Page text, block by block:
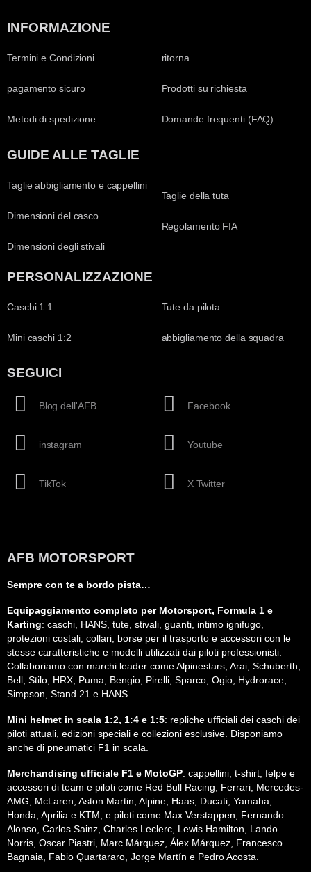
INFORMAZIONE
Termini e Condizioni
pagamento sicuro
Metodi di spedizione
ritorna
Prodotti su richiesta
Domande frequenti (FAQ)
GUIDE ALLE TAGLIE
Taglie abbigliamento e cappellini
Dimensioni del casco
Dimensioni degli stivali
Taglie della tuta
Regolamento FIA
PERSONALIZZAZIONE
Caschi 1:1
Mini caschi 1:2
Tute da pilota
abbigliamento della squadra
SEGUICI
Blog dell'AFB
instagram
TikTok
Facebook
Youtube
X Twitter
AFB MOTORSPORT
Sempre con te a bordo pista…
Equipaggiamento completo per Motorsport, Formula 1 e
Karting: caschi, HANS, tute, stivali, guanti, intimo ignifugo,
protezioni costali, collari, borse per il trasporto e accessori con le
stesse caratteristiche e modelli utilizzati dai piloti professionisti.
Collaboriamo con marchi leader come Alpinestars, Arai, Schuberth,
Bell, Stilo, HRX, Puma, Bengio, Pirelli, Sparco, Ogio, Hydrorace,
Simpson, Stand 21 e HANS.
Mini helmet in scala 1:2, 1:4 e 1:5: repliche ufficiali dei caschi dei
piloti attuali, edizioni speciali e collezioni esclusive. Disponiamo
anche di pneumatici F1 in scala.
Merchandising ufficiale F1 e MotoGP: cappellini, t-shirt, felpe e
accessori di team e piloti come Red Bull Racing, Ferrari, Mercedes-
AMG, McLaren, Aston Martin, Alpine, Haas, Ducati, Yamaha,
Honda, Aprilia e KTM, e piloti come Max Verstappen, Fernando
Alonso, Carlos Sainz, Charles Leclerc, Lewis Hamilton, Lando
Norris, Oscar Piastri, Marc Márquez, Álex Márquez, Francesco
Bagnaia, Fabio Quartararo, Jorge Martín e Pedro Acosta.